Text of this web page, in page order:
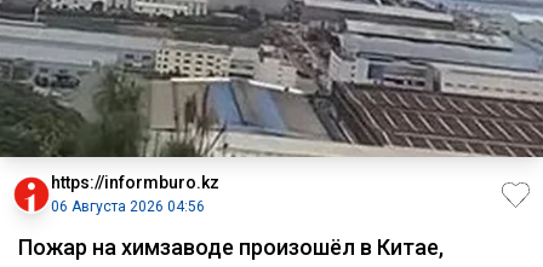
https://informburo.kz
06 Августа 2026 04:56
Пожар на химзаводе произошёл в Китае,